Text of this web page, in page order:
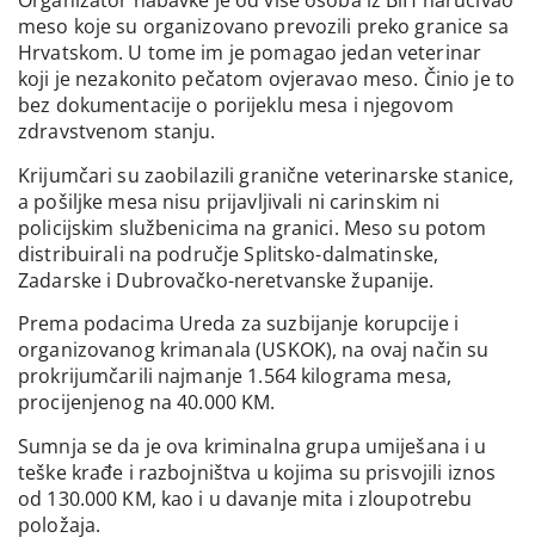
meso koje su organizovano prevozili preko granice sa
Hrvatskom. U tome im je pomagao jedan veterinar
koji je nezakonito pečatom ovjeravao meso. Činio je to
bez dokumentacije o porijeklu mesa i njegovom
zdravstvenom stanju.
Krijumčari su zaobilazili granične veterinarske stanice,
a pošiljke mesa nisu prijavljivali ni carinskim ni
policijskim službenicima na granici. Meso su potom
distribuirali na područje Splitsko-dalmatinske,
Zadarske i Dubrovačko-neretvanske županije.
Prema podacima Ureda za suzbijanje korupcije i
organizovanog krimanala (USKOK), na ovaj način su
prokrijumčarili najmanje 1.564 kilograma mesa,
procijenjenog na 40.000 KM.
Sumnja se da je ova kriminalna grupa umiješana i u
teške krađe i razbojništva u kojima su prisvojili iznos
od 130.000 KM, kao i u davanje mita i zloupotrebu
položaja.